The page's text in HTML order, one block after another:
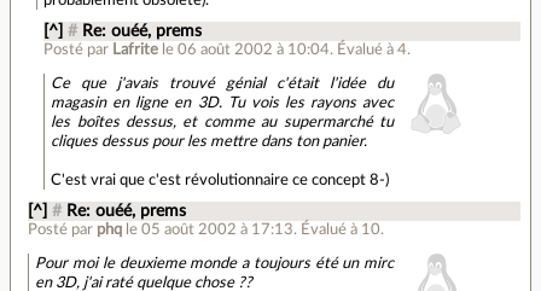
[^] # Re: ouéé, prems
Posté par Lafrite le 06 août 2002 à 10:04. Évalué à4.
Ce que j'avais trouvé génial c'était l'idée du
magasin en ligne en 3D. Tu vois les rayons avec
les boîtes dessus, et comme au supermarché tu
cliques dessus pour les mettre dans ton panier.
C'est vrai que c'est révolutionnaire ce concept 8-)
[^] # Re: ouéé, prems
Posté par phq le 05 août 2002 à 17:13. Évalué à 10.
Pour moi le deuxieme monde a toujours été un mirc
en 3D, j'ai raté quelque chose ??